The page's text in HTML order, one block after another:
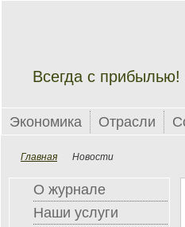
Всегда с прибылью!
Экономика Отрасли
Главная Новости
О журнале
Наши услуги